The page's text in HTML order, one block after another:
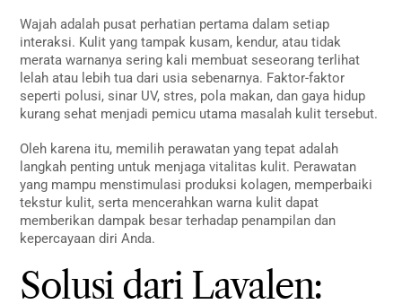
Wajah adalah pusat perhatian pertama dalam setiap
interaksi. Kulit yang tampak kusam, kendur, atau tidak
merata warnanya sering kali membuat seseorang terlihat
lelah atau lebih tua dari usia sebenarnya. Faktor-faktor
seperti polusi, sinar UV, stres, pola makan, dan gaya hidup
kurang sehat menjadi pemicu utama masalah kulit tersebut.
Oleh karena itu, memilih perawatan yang tepat adalah
langkah penting untuk menjaga vitalitas kulit. Perawatan
yang mampu menstimulasi produksi kolagen, memperbaiki
tekstur kulit, serta mencerahkan warna kulit dapat
memberikan dampak besar terhadap penampilan dan
kepercayaan diri Anda.
Solusi dari Lavalen: